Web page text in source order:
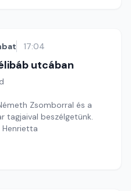
17:04
utcában
Zsomborral és a
tagjaival beszélgetünk.
Henrietta